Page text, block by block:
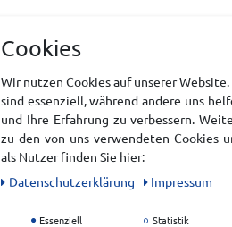
Cookies
Wir nutzen Cookies auf unserer
sind essenziell, während andere uns
und Ihre Erfahrung zu verbessern.
zu den von uns verwendeten Cookies
als Nutzer finden Sie hier:
Daten­schutz­erklärung
Impressum
Essenziell Statistik